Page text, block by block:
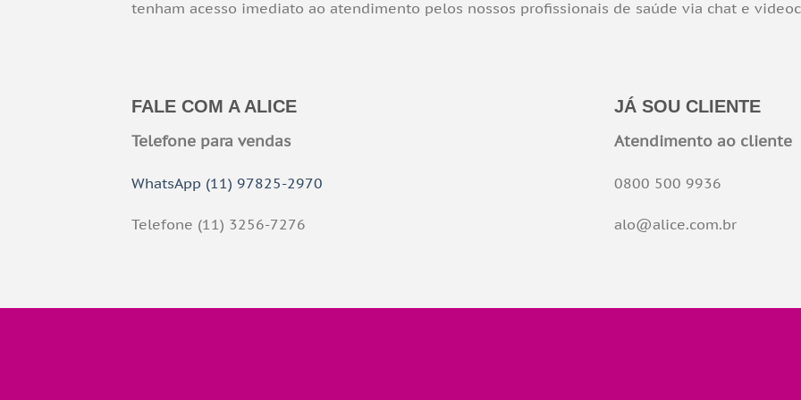
tenham acesso imediato ao atendimento pelos nossos profissionais de saúde via chat e
FALE COM A ALICE
Telefone para vendas
WhatsApp (11) 97825-2970
Telefone (11) 3256-7276
JÁ SOU CLIENTE
Atendimento ao cliente
0800 500 9936
alo@alice.com.br